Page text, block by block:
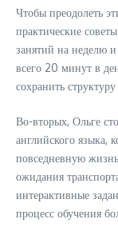
Чтобы преодолеть
практические
занятий на неделю
всего 20 минут в
сохранить
Во-вторых, Ольге
английского языка,
повседневную
ожидания
интерактивные
процесс обучения